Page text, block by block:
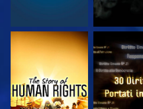
GUARDA GUARDA